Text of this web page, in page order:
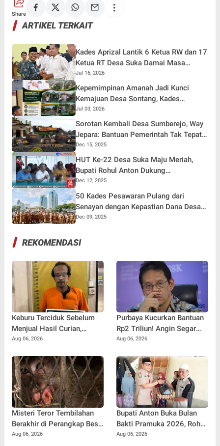
Share
ARTIKEL TERKAIT
Kades Aprizal Lantik 6 Ketua RW dan 17
Ketua RT Desa Suka Damai Masa
Jabatan 2026-2029
Jul 16, 2026
Kepemimpinan Amanah Jadi Kunci
Kemajuan Desa Sontang, Kades
Zulfahrianto: Semua Berkat Dukungan
Masyarakat
Jul 03, 2026
Sorotan Kembali Desa Sumberejo, Way
Jepara: Bantuan Pemerintah Tak Tepat
Sasaran, Pendamping Desa Bingung
Siapa Operator
Dec 15, 2025
HUT Ke-22 Desa Suka Maju Meriah,
Bupati Rohul Anton Dukung
Pembangunan Kantor Desa
Dec 12, 2025
50 Kades Pesawaran Pulang dari
Senayan dengan Kepastian Dana Desa
Tahap II
Dec 09, 2025
REKOMENDASI
Keburu Terciduk Sebelum
Menjual Hasil Curian,
Maling Kantor Balai
Diringkus
Aug 06, 2026
Purbaya Kucurkan Bantuan
Rp2 Triliun! Angin Segar
Bagi Pemda untuk
Pegawai
Aug 06, 2026
Misteri Teror Tembilahan
Berakhir di Perangkap Besi,
Tapi Mungkinkah Ada
Aug 06, 2026
Bupati Anton Buka Bulan
Bakti Pramuka 2026, Rohul
Lepas 48 Kontingen
Aug 06, 2026